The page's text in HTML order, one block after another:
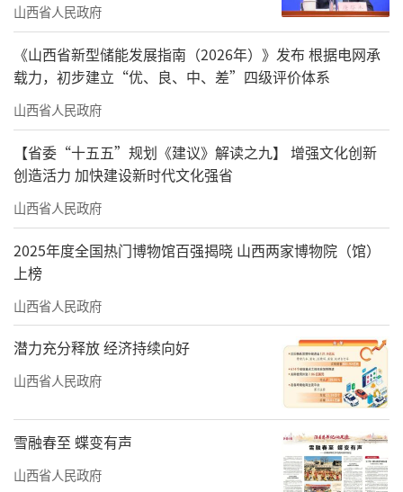
山西省人民政府
《山西省新型储能发展指南（2026年）》发布 根据电网承
载力，初步建立“优、良、中、差”四级评价体系
山西省人民政府
【省委“十五五”规划《建议》解读之九】 增强文化创新
创造活力 加快建设新时代文化强省
山西省人民政府
2025年度全国热门博物馆百强揭晓 山西两家博物院（馆）
上榜
山西省人民政府
潜力充分释放 经济持续向好
山西省人民政府
雪融春至 蝶变有声
山西省人民政府